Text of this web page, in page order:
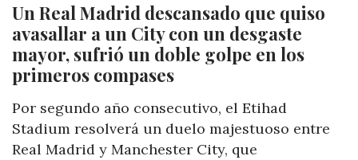
Un Real Madrid descansado que quiso
avasallar a un City con un desgaste
mayor, sufrió un doble golpe en los
primeros compases
Por segundo año consecutivo, el Etihad
Stadium resolverá un duelo majestuoso entre
Real Madrid y Manchester City, que